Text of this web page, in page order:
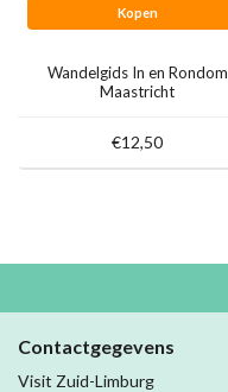
Kopen
Wandelgids In en Rondom
Maastricht
€12,50
Contactgegevens
Visit Zuid-Limburg